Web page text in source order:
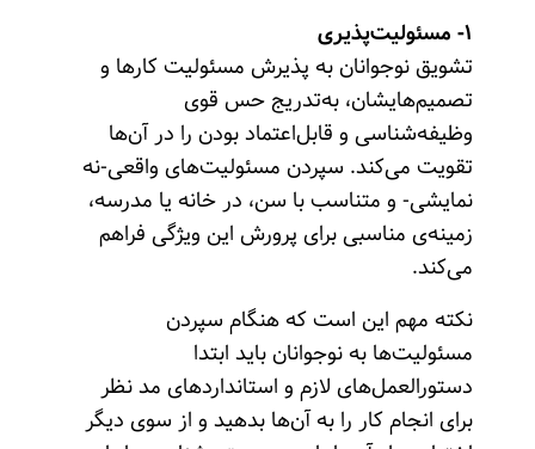
۱- مسئولیت‌پذیری
تشویق نوجوانان به پذیرش مسئولیت کارها و
تصمیم‌هایشان، به‌تدریج حس قوی
وظیفه‌شناسی و قابل‌اعتماد بودن را در آن‌ها
تقویت می‌کند. سپردن مسئولیت‌های واقعی-نه
نمایشی- و متناسب با سن، در خانه یا مدرسه،
زمینه‌ی مناسبی برای پرورش این ویژگی فراهم
می‌کند.
نکته مهم این است که هنگام سپردن
مسئولیت‌ها به نوجوانان باید ابتدا
دستورالعمل‌های لازم و استانداردهای مد نظر
برای انجام کار را به آن‌ها بدهید و از سوی دیگر